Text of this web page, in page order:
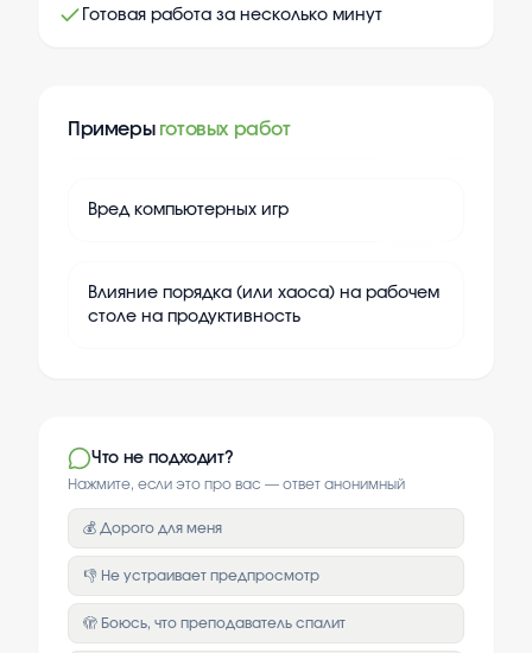
Готовая работа за несколько минут
Примеры готовых работ
Вред компьютерных игр
Влияние порядка (или хаоса) на рабочем
столе на продуктивность
Что не подходит?
Нажмите, если это про вас — ответ анонимный
💰 Дорого для меня
👎 Не устраивает предпросмотр
🫣 Боюсь, что преподаватель спалит